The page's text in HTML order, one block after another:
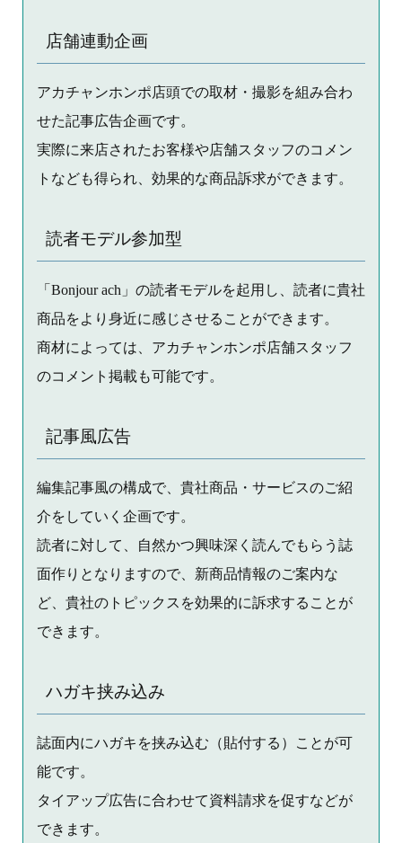
店舗連動企画
アカチャンホンポ店頭での取材・撮影を組み合わ
せた記事広告企画です。
実際に来店されたお客様や店舗スタッフのコメン
トなども得られ、効果的な商品訴求ができます。
読者モデル参加型
「Bonjour ach」の読者モデルを起用し、読者に貴社
商品をより身近に感じさせることができます。
商材によっては、アカチャンホンポ店舗スタッフ
のコメント掲載も可能です。
記事風広告
編集記事風の構成で、貴社商品・サービスのご紹
介をしていく企画です。
読者に対して、自然かつ興味深く読んでもらう誌
面作りとなりますので、新商品情報のご案内な
ど、貴社のトピックスを効果的に訴求することが
できます。
ハガキ挟み込み
誌面内にハガキを挟み込む（貼付する）ことが可
能です。
タイアップ広告に合わせて資料請求を促すなどが
できます。